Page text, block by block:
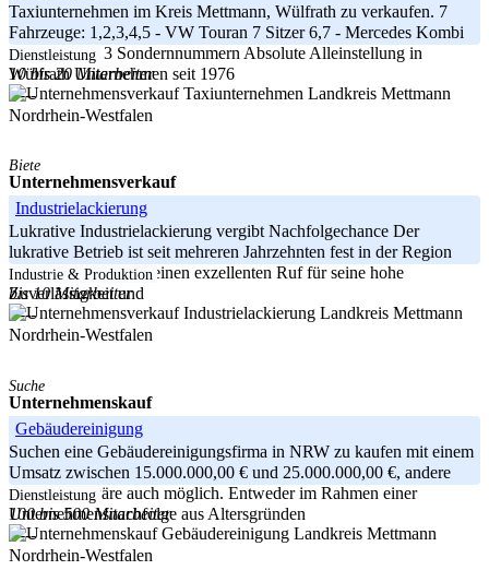
Taxiunternehmen im Kreis Mettmann, Wülfrath zu verkaufen. 7
Fahrzeuge: 1,2,3,4,5 - VW Touran 7 Sitzer 6,7 - Mercedes Kombi
& Limousine 3 Sondernnummern Absolute Alleinstellung in
Wülfrath Unternehmen seit 1976
-----
Nordrhein-Westfalen
Dienstleistung
10 bis 20 Mitarbeiter
Landkreis Mettmann
Biete
Unternehmensverkauf
Industrielackierung
Lukrative Industrielackierung vergibt Nachfolgechance Der
lukrative Betrieb ist seit mehreren Jahrzehnten fest in der Region
etabliert und genießt einen exzellenten Ruf für seine hohe
Zuverlässigkeit und
-----
Nordrhein-Westfalen
Industrie & Produktion
bis 10 Mitarbeiter
Landkreis Mettmann
Suche
Unternehmenskauf
Gebäudereinigung
Suchen eine Gebäudereinigungsfirma in NRW zu kaufen mit einem
Umsatz zwischen 15.000.000,00 € und 25.000.000,00 €, andere
Großstädte wäre auch möglich. Entweder im Rahmen einer
Unternehmensnachfolge aus Altersgründen
-----
Nordrhein-Westfalen
Dienstleistung
100 bis 500 Mitarbeiter
Landkreis Mettmann